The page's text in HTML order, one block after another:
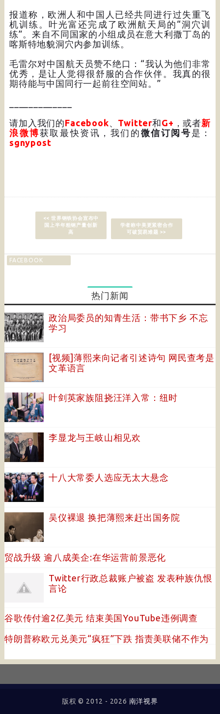
报道称，欧洲人和中国人已经共同进行过失重飞
机训练。叶光富还完成了欧洲航天局的“洞穴训
练”。来自不同国家的小组成员在意大利撒丁岛的
喀斯特地貌洞穴内参加训练。
毛雷尔对中国航天员赞不绝口：“我认为他们非常
优秀，是让人觉得很舒服的合作伙伴。我真的很
期待能与中国同行一起前往空间站。”
请加入我们的Facebook、 Twitter和G+ ，或者新
浪微博获取最快资讯，我们的 微信订阅号 是：
sgnypost
<< 世界钢铁协会宣布中
国上半年粗钢产量创新
高
学者称中美更紧密合作
可破贸易难题 >>
FACEBOOK
热门新闻
政治局委员的知青生活：带书下乡 不忘
学习
[视频]薄熙来向记者引述诗句 网民查考是
文革语言
叶剑英家族阻挠汪洋入常：纽时
李显龙与王岐山相见欢
十八大常委人选应无太大悬念
吴仪裸退 换把薄熙来赶出国务院
贸战升级 逾八成美企:在华运营前景恶化
Twitter行政总裁账户被盗 发表种族仇恨
言论
谷歌传付逾2亿美元 结束美国YouTube违例调查
特朗普称欧元兑美元“疯狂”下跌 指责美联储不作为
版权 © 2012 - 2026 南洋视界